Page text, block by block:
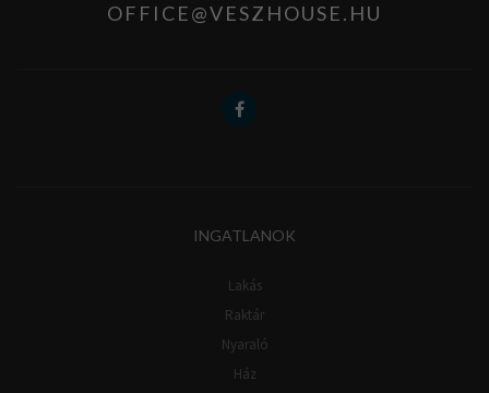
OFFICE@VESZHOUSE.HU
INGATLANOK
Lakás
Raktár
Nyaraló
Ház